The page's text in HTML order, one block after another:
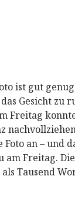
ist gut
Gesicht zu
Freitag
an – und
am Freitag.
Tausend